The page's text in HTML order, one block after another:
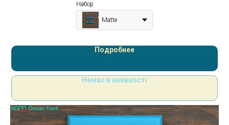
Набор
Matte
Подробнее
Немає в наявності